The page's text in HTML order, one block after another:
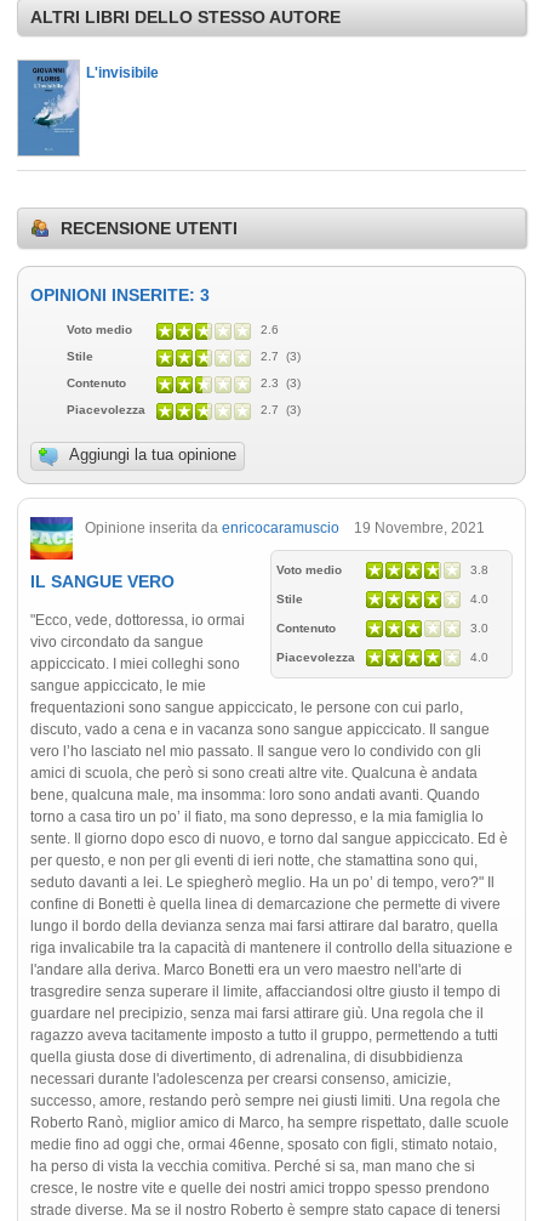
ALTRI LIBRI DELLO STESSO AUTORE
L'invisibile
RECENSIONE UTENTI
OPINIONI INSERITE: 3
Voto medio
2.6
Stile
2.7 (3)
Contenuto
2.3 (3)
Piacevolezza
2.7 (3)
Aggiungi la tua opinione
Opinione inserita da enricocaramuscio 19 Novembre, 2021
Voto medio 3.8
Stile 4.0
Contenuto 3.0
Piacevolezza 4.0
IL SANGUE VERO
"Ecco, vede, dottoressa, io ormai
vivo circondato da sangue
appiccicato. I miei colleghi sono
sangue appiccicato, le mie
frequentazioni sono sangue appiccicato, le persone con cui parlo,
discuto, vado a cena e in vacanza sono sangue appiccicato. Il sangue
vero l’ho lasciato nel mio passato. Il sangue vero lo condivido con gli
amici di scuola, che però si sono creati altre vite. Qualcuna è andata
bene, qualcuna male, ma insomma: loro sono andati avanti. Quando
torno a casa tiro un po’ il fiato, ma sono depresso, e la mia famiglia lo
sente. Il giorno dopo esco di nuovo, e torno dal sangue appiccicato. Ed è
per questo, e non per gli eventi di ieri notte, che stamattina sono qui,
seduto davanti a lei. Le spiegherò meglio. Ha un po’ di tempo, vero?" Il
confine di Bonetti è quella linea di demarcazione che permette di vivere
lungo il bordo della devianza senza mai farsi attirare dal baratro, quella
riga invalicabile tra la capacità di mantenere il controllo della situazione e
l'andare alla deriva. Marco Bonetti era un vero maestro nell'arte di
trasgredire senza superare il limite, affacciandosi oltre giusto il tempo di
guardare nel precipizio, senza mai farsi attirare giù. Una regola che il
ragazzo aveva tacitamente imposto a tutto il gruppo, permettendo a tutti
quella giusta dose di divertimento, di adrenalina, di disubbidienza
necessari durante l'adolescenza per crearsi consenso, amicizie,
successo, amore, restando però sempre nei giusti limiti. Una regola che
Roberto Ranò, miglior amico di Marco, ha sempre rispettato, dalle scuole
medie fino ad oggi che, ormai 46enne, sposato con figli, stimato notaio,
ha perso di vista la vecchia comitiva. Perché si sa, man mano che si
cresce, le nostre vite e quelle dei nostri amici troppo spesso prendono
strade diverse. Ma se il nostro Roberto è sempre stato capace di tenersi